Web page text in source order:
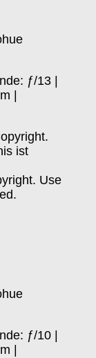
ƒ/13 |
|
ist
Use
ƒ/10 |
|